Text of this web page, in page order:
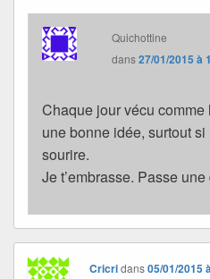
Quichottine
dans27/01/2015 à
Chaque jour vécu
une bonne idée, surtout
sourire.
Je t’embrasse. Passe
Cricridans05/01/2015